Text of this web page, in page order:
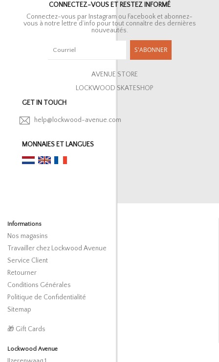
CONNECTEZ-VOUS ET RESTEZ INFORMÉ
Connectez-vous par Instagram ou Facebook et abonnez-
vous à notre lettre d’info pour tout connaître des dernières
nouveautés.
S'ABONNER
AVENUE STORE
LOCKWOOD SKATESHOP
GET IN TOUCH
help@lockwood-avenue.com
MONNAIES ET LANGUES
Informations
Nos magasins
Travailler chez Lockwood Avenue
Service Client
Retourner
Conditions Générales
Politique de Confidentialité
Sitemap
🎁 Gift Cards
Lockwood Avenue